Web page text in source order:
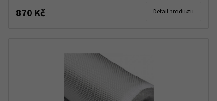
870 Kč Detail produktu